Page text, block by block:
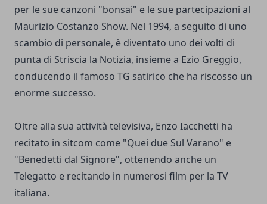
per le sue canzoni "bonsai" e le sue partecipazioni al
Maurizio Costanzo Show. Nel 1994, a seguito di uno
scambio di personale, è diventato uno dei volti di
punta di Striscia la Notizia, insieme a Ezio Greggio,
conducendo il famoso TG satirico che ha riscosso un
enorme successo.
Oltre alla sua attività televisiva, Enzo Iacchetti ha
recitato in sitcom come "Quei due Sul Varano" e
"Benedetti dal Signore", ottenendo anche un
Telegatto e recitando in numerosi film per la TV
italiana.